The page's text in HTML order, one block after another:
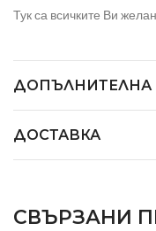
Тук са всичките Ви
ДОСТАВКА
СВЪРЗАНИ